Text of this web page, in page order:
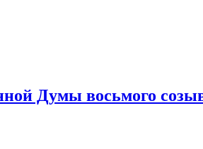
Думы восьмого